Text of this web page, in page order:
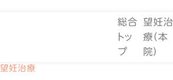
総合
トッ
プ
望妊治
療（本
院）
望妊治療